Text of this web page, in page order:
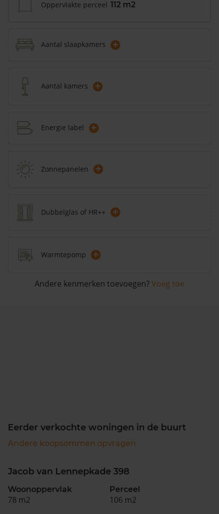
Oppervlakte perceel 112 m2
Aantal slaapkamers +
Aantal kamers +
Energie label +
Zonnepanelen +
Dubbelglas of HR++ +
Warmtepomp +
Andere kenmerken toevoegen? Voeg toe
Eerder verkochte woningen in de buurt
Andere koopsommen opvragen
Jacob van Lennepkade 398
Woonoppervlak
78 m2
Perceel
106 m2